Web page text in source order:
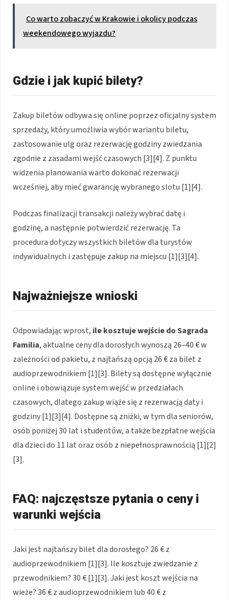
Co warto zobaczyć w Krakowie i okolicy podczas
weekendowego wyjazdu?
Gdzie i jak kupić bilety?
Zakup biletów odbywa się online poprzez oficjalny system
sprzedaży, który umożliwia wybór wariantu biletu,
zastosowanie ulg oraz rezerwację godziny zwiedzania
zgodnie z zasadami wejść czasowych [3][4]. Z punktu
widzenia planowania warto dokonać rezerwacji
wcześniej, aby mieć gwarancję wybranego slotu [1][4].
Podczas finalizacji transakcji należy wybrać datę i
godzinę, a następnie potwierdzić rezerwację. Ta
procedura dotyczy wszystkich biletów dla turystów
indywidualnych i zastępuje zakup na miejscu [1][3][4].
Najważniejsze wnioski
Odpowiadając wprost, ile kosztuje wejście do Sagrada
Familia, aktualne ceny dla dorosłych wynoszą 26–40 € w
zależności od pakietu, z najtańszą opcją 26 € za bilet z
audioprzewodnikiem [1][3]. Bilety są dostępne wyłącznie
online i obowiązuje system wejść w przedziałach
czasowych, dlatego zakup wiąże się z rezerwacją daty i
godziny [1][3][4]. Dostępne są zniżki, w tym dla seniorów,
osób poniżej 30 lat i studentów, a także bezpłatne wejścia
dla dzieci do 11 lat oraz osób z niepełnosprawnością [1][2]
[3].
FAQ: najczęstsze pytania o ceny i
warunki wejścia
Jaki jest najtańszy bilet dla dorosłego? 26 € z
audioprzewodnikiem [1][3]. Ile kosztuje zwiedzanie z
przewodnikiem? 30 € [1][3]. Jaki jest koszt wejścia na
wieże? 36 € z audioprzewodnikiem lub 40 € z